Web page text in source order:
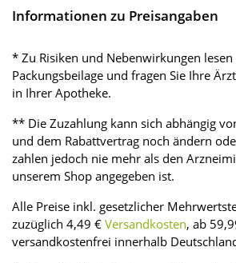
Informationen zu Preisangaben
* Zu Risiken und Nebenwirkungen lesen
Packungsbeilage und fragen Sie Ihre
in Ihrer Apotheke.
** Die Zuzahlung kann sich abhängig
und dem Rabattvertrag noch ändern
zahlen jedoch nie mehr als den
unserem Shop angegeben ist.
Alle Preise inkl. gesetzlicher
zuzüglich 4,49 € Versandkosten, ab
versandkostenfrei innerhalb